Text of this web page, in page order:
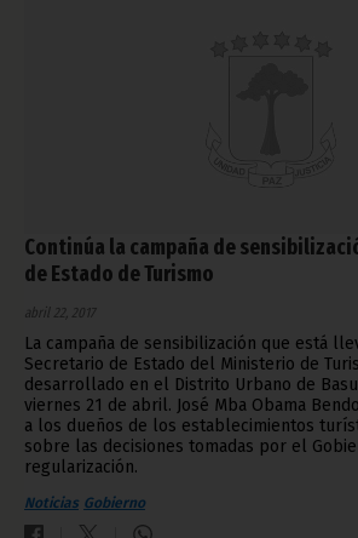
Continúa la campaña de
de Estado de Turismo
abril 22, 2017
La campaña de sensibilización que está
Secretario de Estado del Ministerio de
desarrollado en el Distrito Urbano de
viernes 21 de abril. José Mba Obama
a los dueños de los establecimientos
sobre las decisiones tomadas por el
regularización.
Noticias Gobierno